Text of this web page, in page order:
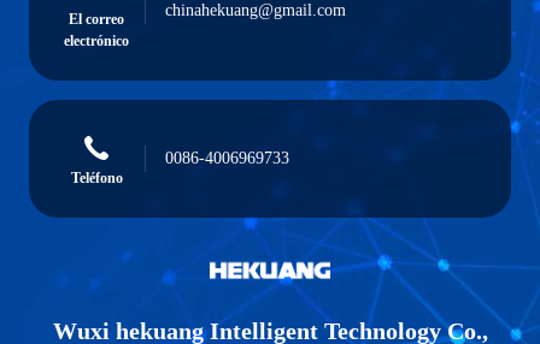
El correo
electrónico
chinahekuang@gmail.com
Teléfono
0086-4006969733
Wuxi hekuang Intelligent Technology Co.,